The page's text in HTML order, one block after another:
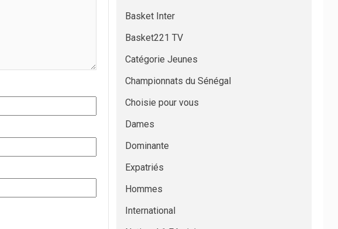
Basket Inter
Basket221 TV
Catégorie Jeunes
Championnats du Sénégal
Choisie pour vous
Dames
Dominante
Expatriés
Hommes
International